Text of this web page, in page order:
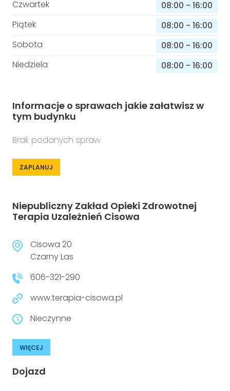
Czwartek 08:00 - 16:00
Piątek
08:00 - 16:00
Sobota
08:00 - 16:00
Niedziela
08:00 - 16:00
Informacje o sprawach jakie załatwisz w
tym budynku
Brak podanych spraw
ZAPLANUJ
Niepubliczny Zakład Opieki Zdrowotnej
Terapia Uzależnień Cisowa
Cisowa 20
Czarny Las
606-321-290
www.terapia-cisowa.pl
Nieczynne
WIĘCEJ
Dojazd